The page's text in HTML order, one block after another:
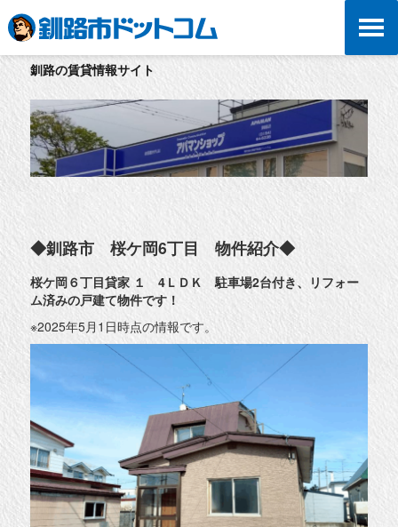
釧路の賃貸情報サイト
◆釧路市 桜ケ岡6丁目 物件紹介◆
桜ケ岡６丁目貸家 １ 4ＬＤＫ 駐車場2台付き、リフォー
ム済みの戸建て物件です！
※2025年5月1日時点の情報です。